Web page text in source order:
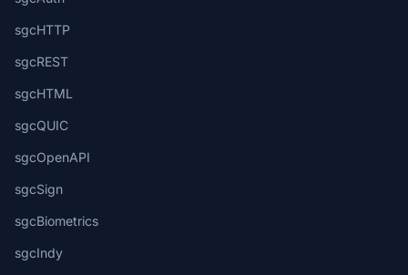
sgcHTTP
sgcREST
sgcHTML
sgcQUIC
sgcOpenAPI
sgcSign
sgcBiometrics
sgcIndy